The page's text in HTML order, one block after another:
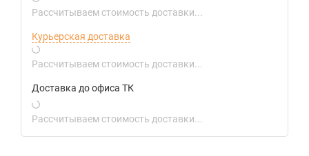
Рассчитываем стоимость доставки...
Курьерская доставка
Рассчитываем стоимость доставки...
Доставка до офиса ТК
Рассчитываем стоимость доставки...